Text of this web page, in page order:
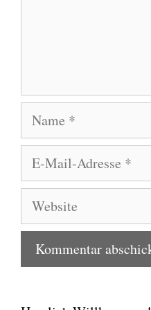
Name
E-
Mail-
Adresse
Website